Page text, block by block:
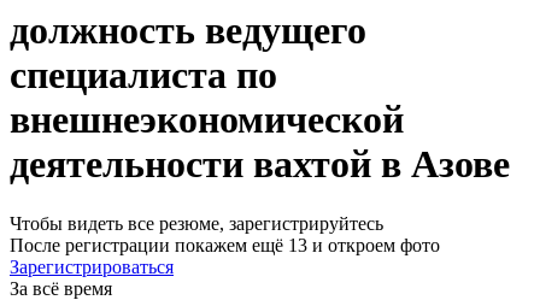
должность ведущего
специалиста по
внешнеэкономической
деятельности вахтой в Азове
Чтобы видеть все резюме, зарегистрируйтесь
После регистрации покажем ещё 13 и откроем фото
Зарегистрироваться
За всё время